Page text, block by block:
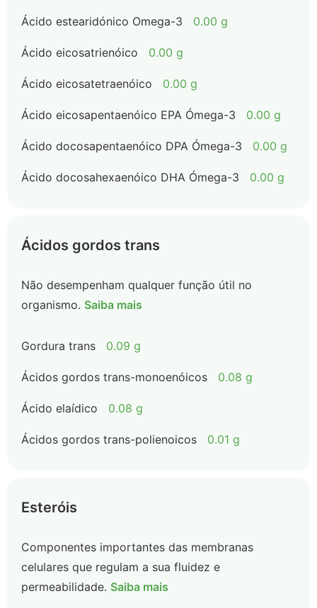
Ácido estearidónico Omega-3 0.00 g
Ácido eicosatrienóico 0.00 g
Ácido eicosatetraenóico 0.00 g
Ácido eicosapentaenóico EPA Ómega-3 0.00 g
Ácido docosapentaenóico DPA Ómega-3 0.00 g
Ácido docosahexaenóico DHA Ómega-3 0.00 g
Ácidos gordos trans
Não desempenham qualquer função útil no
organismo. Saiba mais
Gordura trans 0.09 g
Ácidos gordos trans-monoenóicos 0.08 g
Ácido elaídico 0.08 g
Ácidos gordos trans-polienoicos 0.01 g
Esteróis
Componentes importantes das membranas
celulares que regulam a sua fluidez e
permeabilidade. Saiba mais